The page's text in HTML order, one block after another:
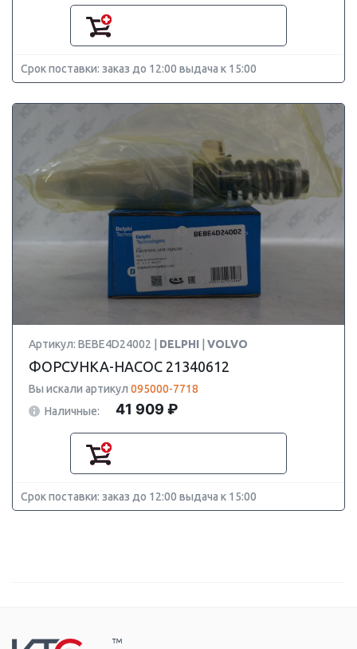
Срок поставки: заказ до 12:00 выдача к 15:00
Артикул: BEBE4D24002 | DELPHI VOLVO
ФОРСУНКА-НАСОС 21340612
Вы искали артикул 095000-7718
Наличные:
41 909 ₽
Срок поставки: заказ до 12:00 выдача к 15:00